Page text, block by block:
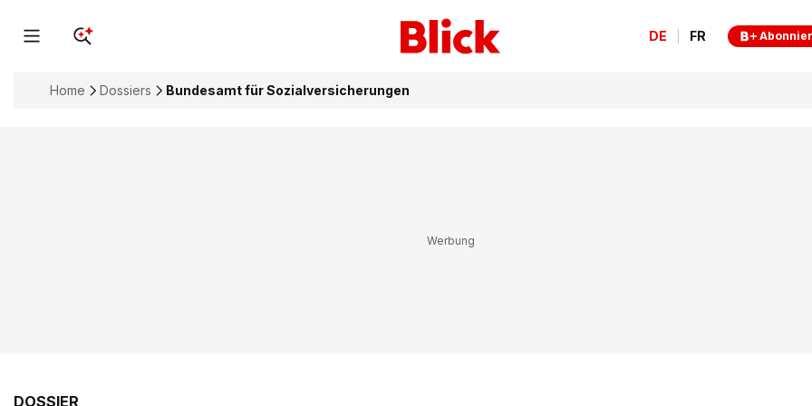
DE FR
Home Dossiers Bundesamt für Sozialversicherungen
DOSSIER